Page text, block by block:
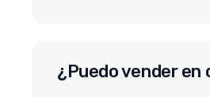
¿Puedo vender en